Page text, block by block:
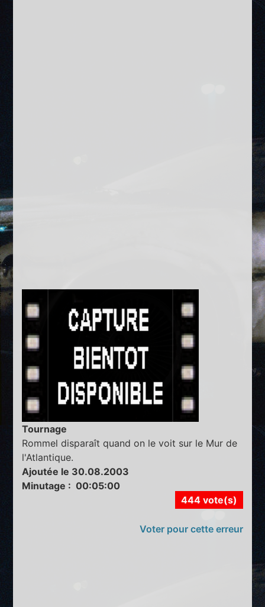
Tournage
Rommel disparaît quand on le voit sur le Mur de
l'Atlantique.
Ajoutée le 30.08.2003
Minutage : 00:05:00
444 vote(s)
Voter pour cette erreur